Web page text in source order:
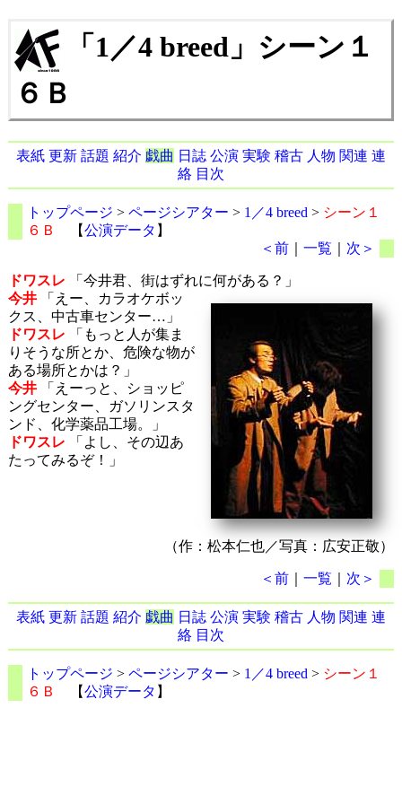
「1／4 breed」シーン１
６Ｂ
表紙 更新 話題 紹介 戯曲 日誌 公演 実験 稽古 人物 関連 連
絡 目次
トップページ > ページシアター > 1／4 breed > シーン１
６Ｂ
【公演データ 】
＜前 ｜一覧 次＞
ドワスレ 「今井君、街はずれに何がある？」
今井「えー、カラオケボッ
クス、中古車センター…」
ドワスレ 「もっと人が集ま
りそうな所とか、危険な物が
ある場所とかは？」
今井「えーっと、ショッピ
ングセンター、ガソリンスタ
ンド、化学薬品工場。」
ドワスレ 「よし、その辺あ
たってみるぞ！」
（作：松本仁也／写真：広安正敬）
＜前 ｜一覧 次＞
表紙 更新 話題 紹介 戯曲 日誌 公演 実験 稽古 人物 関連 連
絡 目次
トップページ > ページシアター > 1／4 breed > シーン１
６Ｂ
【公演データ 】